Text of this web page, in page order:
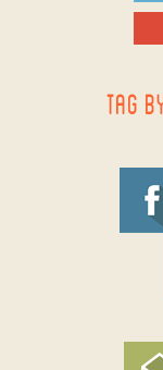
TAG